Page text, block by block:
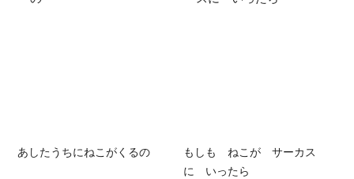
あしたうちにねこがくるの
もしも ねこが サーカス
に いったら